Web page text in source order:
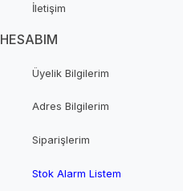
İletişim
HESABIM
Üyelik Bilgilerim
Adres Bilgilerim
Siparişlerim
Stok Alarm Listem